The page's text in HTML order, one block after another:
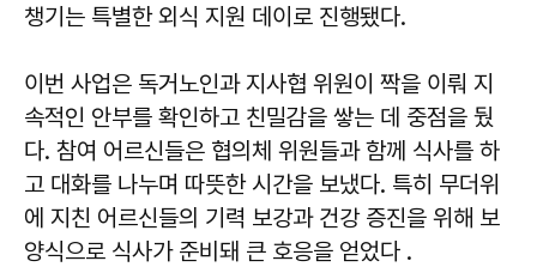
챙기는 특별한 외식 지원 데이로 진행됐다.
이번 사업은 독거노인과 지사협 위원이 짝을 이뤄 지
속적인 안부를 확인하고 친밀감을 쌓는 데 중점을 뒀
다. 참여 어르신들은 협의체 위원들과 함께 식사를 하
고 대화를 나누며 따뜻한 시간을 보냈다. 특히 무더위
에 지친 어르신들의 기력 보강과 건강 증진을 위해 보
양식으로 식사가 준비돼 큰 호응을 얻었다 .